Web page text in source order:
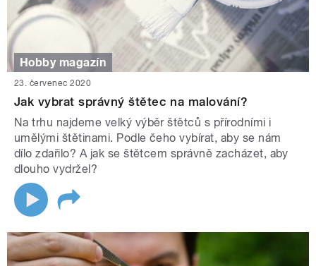
Hobby magazín
23. červenec 2020
Jak vybrat správný štětec na malování?
Na trhu najdeme velký výběr štětců s přírodními i
umělými štětinami. Podle čeho vybírat, aby se nám
dílo zdařilo? A jak se štětcem správně zacházet, aby
dlouho vydržel?